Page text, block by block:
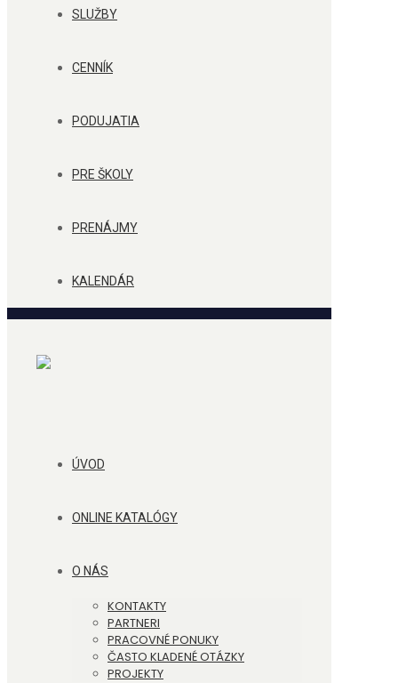
SLUŽBY
CENNÍK
PODUJATIA
PRE ŠKOLY
PRENÁJMY
KALENDÁR
ÚVOD
ONLINE KATALÓGY
O NÁS
KONTAKTY
PARTNERI
PRACOVNÉ PONUKY
ČASTO KLADENÉ OTÁZKY
PROJEKTY